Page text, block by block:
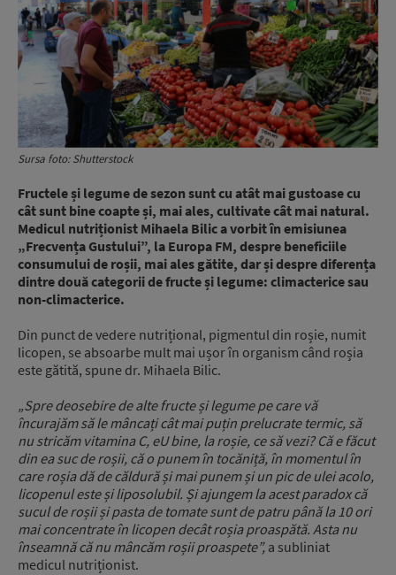
Sursa foto: Shutterstock
Fructele și legume de sezon sunt cu atât mai gustoase cu
cât sunt bine coapte și, mai ales, cultivate cât mai natural.
Medicul nutriționist Mihaela Bilic a vorbit în emisiunea
„Frecvența Gustului”, la Europa FM, despre beneficiile
consumului de roșii, mai ales gătite, dar și despre diferența
dintre două categorii de fructe și legume: climacterice sau
non-climacterice.
Din punct de vedere nutrițional, pigmentul din roșie, numit
licopen, se absoarbe mult mai ușor în organism când roșia
este gătită, spune dr. Mihaela Bilic.
„Spre deosebire de alte fructe și legume pe care vă
încurajăm să le mâncați cât mai puțin prelucrate termic, să
nu stricăm vitamina C, eU bine, la roșie, ce să vezi? Că e făcut
din ea suc de roșii, că o punem în tocăniță, în momentul în
care roșia dă de căldură și mai punem și un pic de ulei acolo,
licopenul este și liposolubil. Și ajungem la acest paradox că
sucul de roșii și pasta de tomate sunt de patru până la 10 ori
mai concentrate în licopen decât roșia proaspătă. Asta nu
înseamnă că nu mâncăm roșii proaspete”, a subliniat
medicul nutriționist.